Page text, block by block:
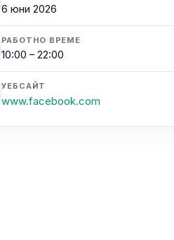
6 юни 2026
РАБОТНО ВРЕМЕ
10:00 – 22:00
УЕБСАЙТ
www.facebook.com